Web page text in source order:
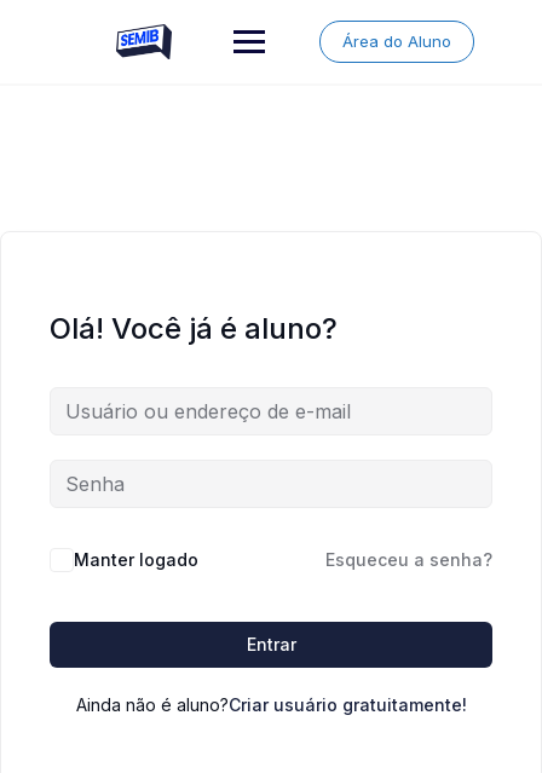
Área do Aluno
Olá! Você já é aluno?
Manter logado Esqueceu a senha?
Entrar
Ainda não é aluno?Criar usuário gratuitamente!